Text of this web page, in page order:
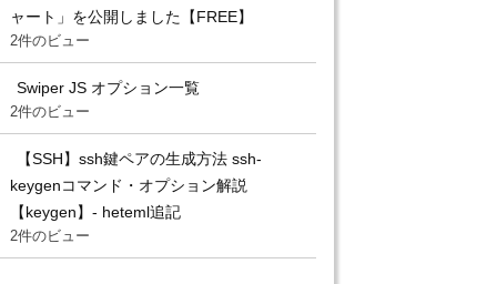
ャート」を公開しました【FREE】
2件のビュー
Swiper JS オプション一覧
2件のビュー
【SSH】ssh鍵ペアの生成方法 ssh-
keygenコマンド・オプション解説
【keygen】- heteml追記
2件のビュー